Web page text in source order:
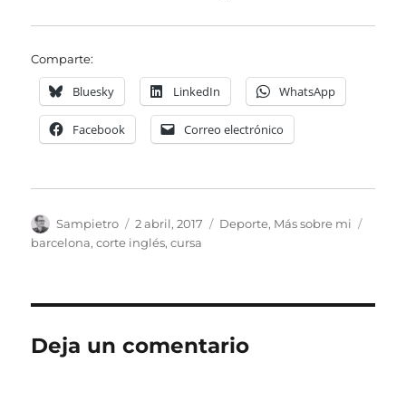
Comparte:
Bluesky LinkedIn WhatsApp
Facebook Correo electrónico
Autor
Sampietro
Publicado
el
2 abril, 2017 Categorías
Deporte, Más sobre mi
barcelona,corte inglés,cursa
Deja un comentario